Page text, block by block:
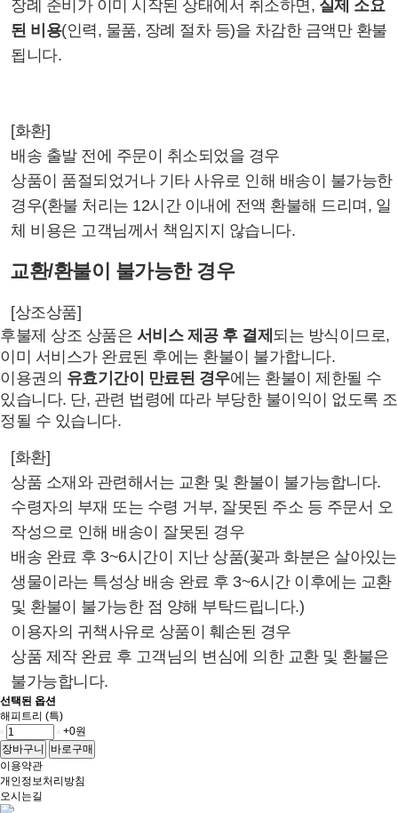
장례 준비가 이미 시작된 상태에서 취소하면, 실제 소요
된 비용(인력, 물품, 장례 절차 등)을 차감한 금액만 환불
됩니다.
[화환]
배송 출발 전에 주문이 취소되었을 경우
상품이 품절되었거나 기타 사유로 인해 배송이 불가능한
경우(환불 처리는 12시간 이내에 전액 환불해 드리며, 일
체 비용은 고객님께서 책임지지 않습니다.
교환/환불이 불가능한 경우
[상조상품]
후불제 상조 상품은 서비스 제공 후 결제 되는 방식이므로,
이미 서비스가 완료된 후에는 환불이 불가합니다.
이용권의 유효기간이 만료된 경우에는 환불이 제한될 수
있습니다. 단, 관련 법령에 따라 부당한 불이익이 없도록 조
정될 수 있습니다.
[화환]
상품 소재와 관련해서는 교환 및 환불이 불가능합니다.
수령자의 부재 또는 수령 거부, 잘못된 주소 등 주문서 오
작성으로 인해 배송이 잘못된 경우
배송 완료 후 3~6시간이 지난 상품(꽃과 화분은 살아있는
생물이라는 특성상 배송 완료 후 3~6시간 이후에는 교환
및 환불이 불가능한 점 양해 부탁드립니다.)
이용자의 귀책사유로 상품이 훼손된 경우
상품 제작 완료 후 고객님의 변심에 의한 교환 및 환불은
불가능합니다.
선택된 옵션
해피트리 (특)
+0원
장바구니
바로구매
이용약관
개인정보처리방침
오시는길